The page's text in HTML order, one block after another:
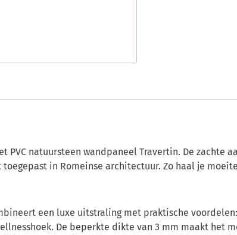
PVC natuursteen wandpaneel Travertin. De
in Romeinse architectuur. Zo haal je
een luxe uitstraling met praktische
De beperkte dikte van 3 mm maakt het